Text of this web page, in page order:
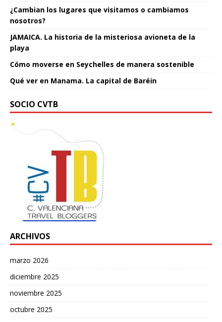
¿Cambian los lugares que visitamos o cambiamos
nosotros?
JAMAICA. La historia de la misteriosa avioneta de la
playa
Cómo moverse en Seychelles de manera sostenible
Qué ver en Manama. La capital de Baréin
SOCIO CVTB
ARCHIVOS
marzo 2026
diciembre 2025
noviembre 2025
octubre 2025